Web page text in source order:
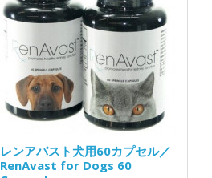
レンアバスト犬用60カプセル／
RenAvast for Dogs 60